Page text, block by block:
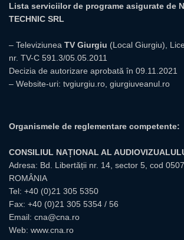
Lista serviciilor de programe asigurate de
TECHNIC SRL
– Televiziunea TV Giurgiu (Local Giurgiu),
nr. TV-C 591.3/05.05.2011
Decizia de autorizare aprobată în 09.11.2021
– Website-uri: tvgiurgiu.ro giurgiuveanul.ro
Organismele de reglementare competente:
CONSILIUL NAȚIONAL AL
Adresa: Bd. Libertății nr. 14, sector 5, cod
ROMÂNIA
Tel: +40 (0)21 305 5350
Fax: +40 (0)21 305 5354 / 56
Email: cna@cna.ro
Web: www.cna.ro